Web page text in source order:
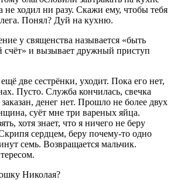
не ходил ни разу. Скажи ему, чтобы тебя
Понял? Дуй на кухню.
у священства называется «быть
счёт» и вызывает дружный приступ
две сестрёнки, уходит. Пока его нет,
Пусто. Служба кончилась, свечка
денег нет. Прошло не более двух
суёт мне три вареных яйца.
хотя знает, что я ничего не беру
сердцем, беру почему-то одно
семь. Возвращается мальчик.
Николая?